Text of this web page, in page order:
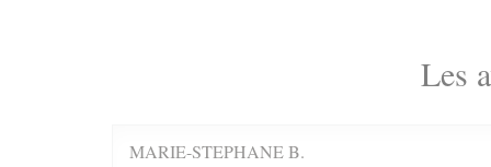
Les
MARIE-STEPHANEB